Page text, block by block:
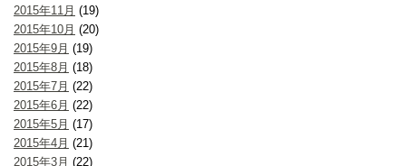
2015年11月 (19)
2015年10月 (20)
2015年9月 (19)
2015年8月 (18)
2015年7月 (22)
2015年6月 (22)
2015年5月 (17)
2015年4月 (21)
2015年3月 (22)